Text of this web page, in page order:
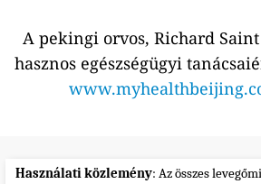
A pekingi orvos, Richard
hasznos egészségügyi
Használati közlemény: Az összes